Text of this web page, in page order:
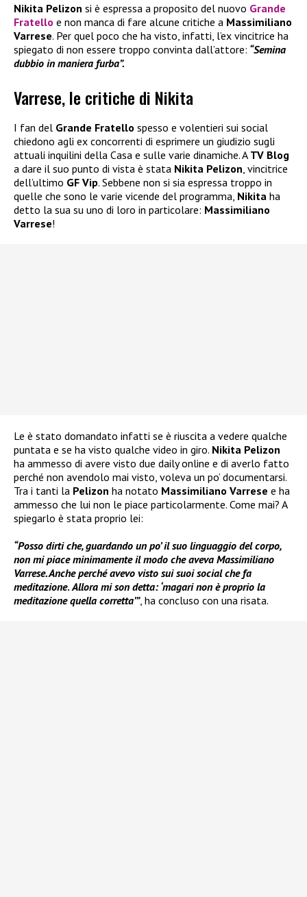
Nikita Pelizon si è espressa a proposito del nuovo Grande
Fratello e non manca di fare alcune critiche a Massimiliano
Varrese. Per quel poco che ha visto, infatti, l’ex vincitrice ha
spiegato di non essere troppo convinta dall’attore: “Semina
dubbio in maniera furba”.
Varrese, le critiche di Nikita
I fan del Grande Fratello spesso e volentieri sui social
chiedono agli ex concorrenti di esprimere un giudizio sugli
attuali inquilini della Casa e sulle varie dinamiche. A TV Blog
a dare il suo punto di vista è stata Nikita Pelizon , vincitrice
dell’ultimo GF Vip. Sebbene non si sia espressa troppo in
quelle che sono le varie vicende del programma, Nikita ha
detto la sua su uno di loro in particolare: Massimiliano
Varrese!
Le è stato domandato infatti se è riuscita a vedere qualche
puntata e se ha visto qualche video in giro. Nikita Pelizon
ha ammesso di avere visto due daily online e di averlo fatto
perché non avendolo mai visto, voleva un po’ documentarsi.
Tra i tanti la Pelizon ha notato Massimiliano Varrese e ha
ammesso che lui non le piace particolarmente. Come mai? A
spiegarlo è stata proprio lei:
“Posso dirti che, guardando un po’ il suo linguaggio del corpo,
non mi piace minimamente il modo che aveva Massimiliano
Varrese. Anche perché avevo visto sui suoi social che fa
meditazione. Allora mi son detta: ‘magari non è proprio la
meditazione quella corretta’”, ha concluso con una risata.